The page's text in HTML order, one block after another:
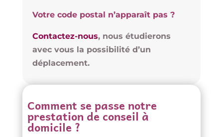
Votre code postal n’apparaît pas ?
Contactez-nous, nous étudierons
avec vous la possibilité d’un
déplacement.
Comment se passe notre
prestation de conseil à
domicile ?